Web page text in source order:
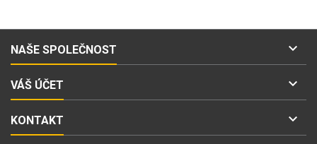
NAŠE SPOLEČNOST 
VÁŠ ÚČET 
KONTAKT 